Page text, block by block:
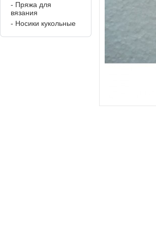
- Пряжа для
вязания
- Носики кукольные